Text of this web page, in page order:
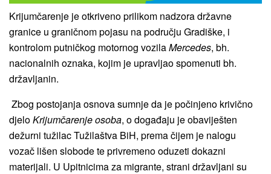
Krijumčarenje je otkriveno prilikom nadzora državne
granice u graničnom pojasu na području Gradiške, i
kontrolom putničkog motornog vozilaMercedes, bh.
nacionalnih oznaka, kojim je upravljao spomenuti bh.
državljanin.
Zbog postojanja osnova sumnje da je počinjeno krivično
djeloKrijumčarenje osoba, o događaju je obaviješten
dežurni tužilac Tužilaštva BiH, prema čijem je nalogu
vozač lišen slobode te privremeno oduzeti dokazni
materijali. U Upitnicima za migrante, strani državljani su